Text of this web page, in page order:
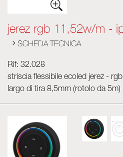
Neolight - Luminarie tecniche di
Sistemi modulari lineari e curvi
Binario mini 24V
Spotlights e Downlights
Lightbox con frontale tessile
Pannelli luminosi e Plexiled
jerez rgb 11,52w/m -
SCHEDA TECNICA
Rif: 32.028
striscia flessibile ecoled jerez -
largo di tira 8,5mm (rotolo da 5m)